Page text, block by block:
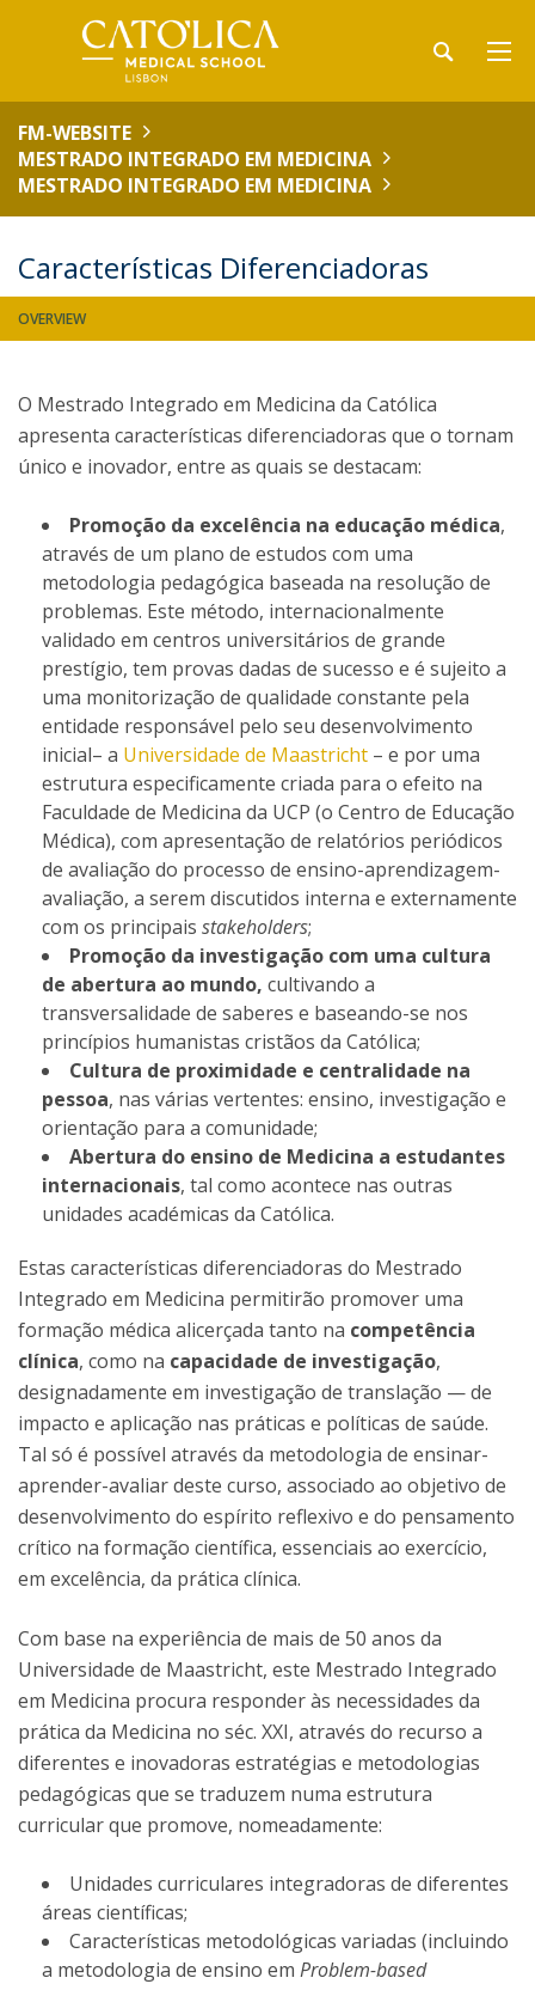
FM-WEBSITE
MESTRADO INTEGRADO EM MEDICINA
MESTRADO INTEGRADO EM MEDICINA
Características Diferenciadoras
OVERVIEW
O Mestrado Integrado em Medicina da Católica
apresenta características diferenciadoras que o tornam
único e inovador, entre as quais se destacam:
Promoção da excelência na educação médica,
através de um plano de estudos com uma
metodologia pedagógica baseada na resolução de
problemas. Este método, internacionalmente
validado em centros universitários de grande
prestígio, tem provas dadas de sucesso e é sujeito a
uma monitorização de qualidade constante pela
entidade responsável pelo seu desenvolvimento
inicial– a Universidade de Maastricht – e por uma
estrutura especificamente criada para o efeito na
Faculdade de Medicina da UCP (o Centro de Educação
Médica), com apresentação de relatórios periódicos
de avaliação do processo de ensino-aprendizagem-
avaliação, a serem discutidos interna e externamente
com os principais stakeholders;
Promoção da investigação com uma cultura
de abertura ao mundo, cultivando a
transversalidade de saberes e baseando-se nos
princípios humanistas cristãos da Católica;
Cultura de proximidade e centralidade na
pessoa, nas várias vertentes: ensino, investigação e
orientação para a comunidade;
Abertura do ensino de Medicina a estudantes
internacionais, tal como acontece nas outras
unidades académicas da Católica.
Estas características diferenciadoras do Mestrado
Integrado em Medicina permitirão promover uma
formação médica alicerçada tanto na competência
clínica, como na capacidade de investigação,
designadamente em investigação de translação — de
impacto e aplicação nas práticas e políticas de saúde.
Tal só é possível através da metodologia de ensinar-
aprender-avaliar deste curso, associado ao objetivo de
desenvolvimento do espírito reflexivo e do pensamento
crítico na formação científica, essenciais ao exercício,
em excelência, da prática clínica.
Com base na experiência de mais de 50 anos da
Universidade de Maastricht, este Mestrado Integrado
em Medicina procura responder às necessidades da
prática da Medicina no séc. XXI, através do recurso a
diferentes e inovadoras estratégias e metodologias
pedagógicas que se traduzem numa estrutura
curricular que promove, nomeadamente:
Unidades curriculares integradoras de diferentes
áreas científicas;
Características metodológicas variadas (incluindo
a metodologia de ensino em Problem-based